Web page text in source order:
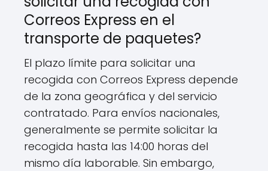
Correos Express en el
transporte de paquetes?
El plazo límite para solicitar una
recogida con Correos Express depende
de la zona geográfica y del servicio
contratado. Para envíos nacionales,
generalmente se permite solicitar la
recogida hasta las 14:00 horas del
mismo día laborable. Sin embargo,